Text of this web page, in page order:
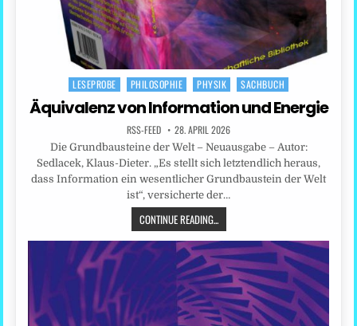
Posted
LESEPROBE PHILOSOPHIE PHYSIK SACHBUCH
Äquivalenz von Information und Energie
RSS-FEED 28. APRIL 2026
Die Grundbausteine der Welt – Neuausgabe – Autor:
Sedlacek, Klaus-Dieter. „Es stellt sich letztendlich heraus,
dass Information ein wesentlicher Grundbaustein der Welt
ist“, versicherte der…
CONTINUE READING...